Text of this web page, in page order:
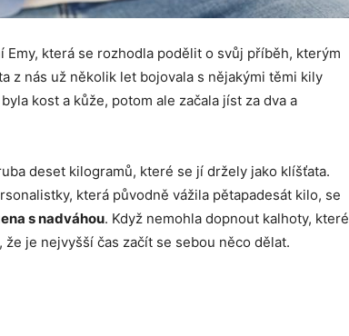
která se rozhodla podělit o svůj příběh, kterým
z nás už několik let bojovala s nějakými těmi kily
kost a kůže, potom ale začala jíst za dva a
deset kilogramů, které se jí držely jako klíšťata.
která původně vážila pětapadesát kilo, se
s nadváhou. Když nemohla dopnout kalhoty, které
je nejvyšší čas začít se sebou něco dělat.